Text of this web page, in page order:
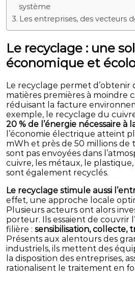
système
Les entreprises, des vecteurs
Le recyclage : une
économique et
Le recyclage permet d’obtenir
matières premières à moindre
réduisant la facture
exemple, le recyclage du
20 % de l’énergie nécessaire à
l’économie électrique atteint
mWh et près de 50 millions de
sont pas envoyées dans
cuivre, les métaux, le
sont également recyclés.
Le recyclage stimule aussi
effet, une approche locale
Plusieurs acteurs ont alors
porteur. Ils essaient de couvrir
filière :sensibilisation, collecte,
Présents aux alentours des
industriels, ils mettent des
la disposition des entreprises,
rationalisent le traitement en